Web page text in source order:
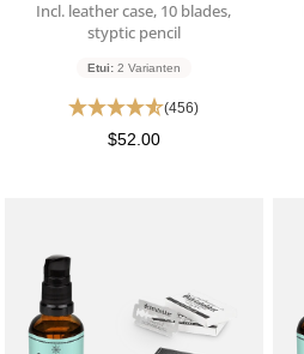
Incl. leather case, 10 blades,
styptic pencil
Etui: 2 Varianten
(456)
$52.00